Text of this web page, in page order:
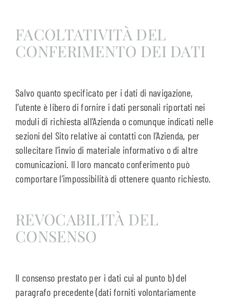
FACOLTATIVITÀ DEL
CONFERIMENTO DEI DATI
Salvo quanto specificato per i dati di navigazione,
l’utente è libero di fornire i dati personali riportati nei
moduli di richiesta all’Azienda o comunque indicati nelle
sezioni del Sito relative ai contatti con l’Azienda, per
sollecitare l’invio di materiale informativo o di altre
comunicazioni. Il loro mancato conferimento può
comportare l’impossibilità di ottenere quanto richiesto.
REVOCABILITÀ DEL
CONSENSO
Il consenso prestato per i dati cui al punto b) del
paragrafo precedente (dati forniti volontariamente